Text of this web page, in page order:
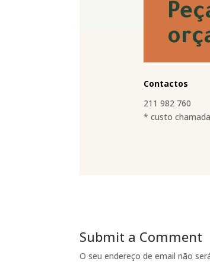
Contactos
211 982 760
* custo
Submit a Comment
O seu endereço de email não